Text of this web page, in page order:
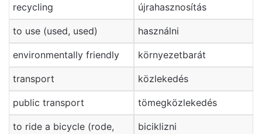
recycling újrahasznosítás
to use (used, used) használni
environmentally friendly környezetbarát
transport közlekedés
public transport tömegközlekedés
to ride a bicycle (rode,
biciklizni